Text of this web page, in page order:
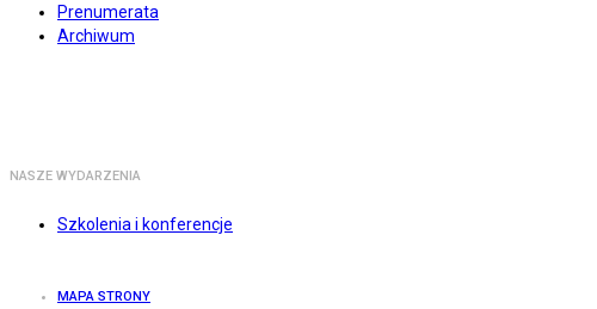
Prenumerata
Archiwum
NASZE WYDARZENIA
Szkolenia i konferencje
MAPA STRONY